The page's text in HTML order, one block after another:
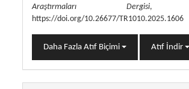
Araştırmaları Dergisi
https://doi.org/10.26677/TR1010.2025.1606
Daha Fazla Atıf Biçimi Atıf İndir